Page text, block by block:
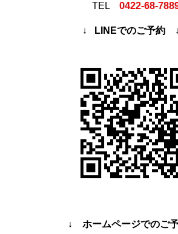
TEL 0422-68-
↓ LINEでのご予約 ↓
↓ ホームページでのご